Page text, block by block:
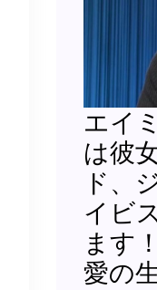
エイ
は彼
ド、
イビ
ます
愛の